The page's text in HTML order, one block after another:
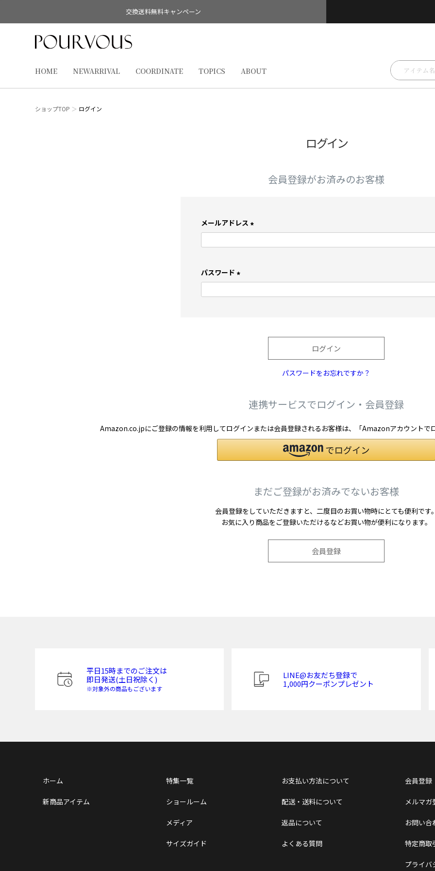
交換送料無料キャンペーン
HOME NEWARRIVAL COORDINATE TOPICS ABOUT
ショップTOP ログイン
ログイン
会員登録がお済みのお客様
メールアドレス
必
パスワード
必
ログイン
パスワードをお忘れですか？
連携サービスでログイン・会員登録
Amazon.co.jpにご登録の情報を利用してログインまたは会員登録されるお客様は、「Amazonアカウントで
まだご登録がお済みでないお客様
会員登録をしていただきますと、二度目のお買い物時にとても便利です
お気に入り商品をご登録いただけるなどお買い物が便利になります。
会員登録
平日15時までのご注文は
即日発送(土日祝除く)
※対象外の商品もございます
LINE@お友だち登録で
1,000円クーポンプレゼント
ホーム
新商品アイテム
特集一覧
ショールーム
メディア
サイズガイド
お支払い方法について
配送・送料について
返品について
よくある質問
会員登録
メルマガ
お問い合
特定商取
プライバ